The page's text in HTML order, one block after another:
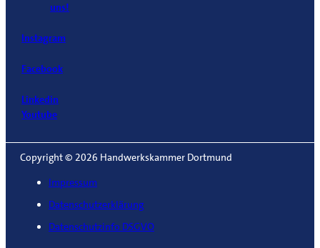
uns!
Instagram
Facebook
Linkedin
Youtube
Copyright © 2026 Handwerkskammer Dortmund
Impressum
Datenschutzerklärung
Datenschutzinfo DSGVO